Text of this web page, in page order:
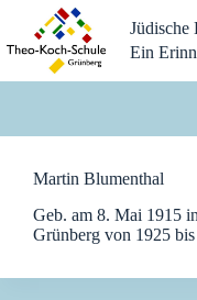
Inhalt
springen
Jüdische
Ein
Martin Blumenthal
Geb. am 8. Mai 1915
Grünberg von 1925